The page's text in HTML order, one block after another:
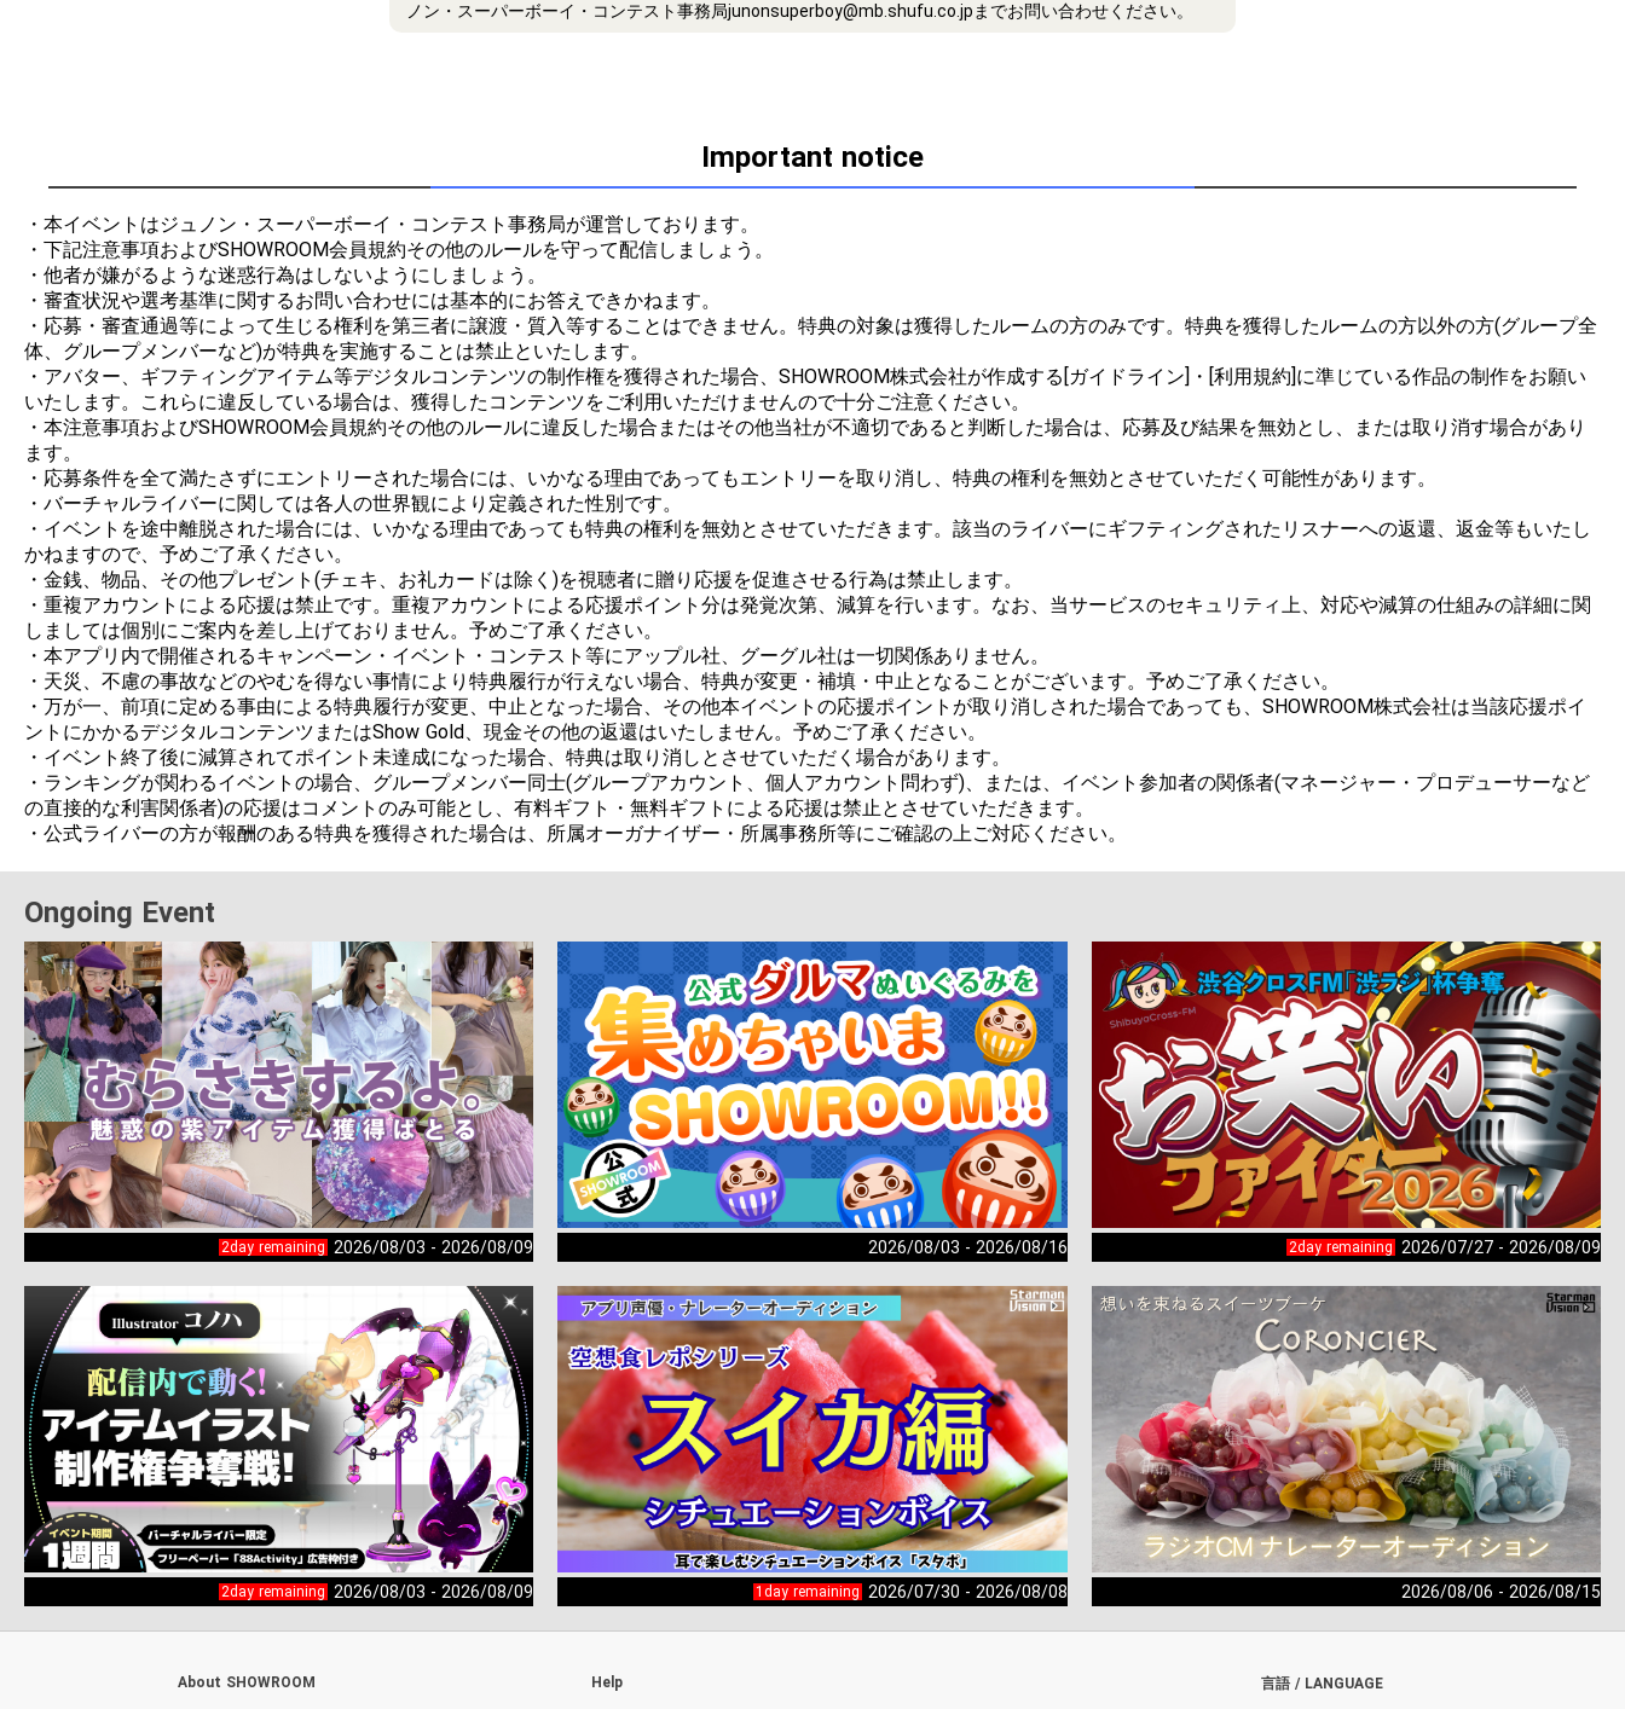
ノン・スーパーボーイ・コンテスト事務局junonsuperboy@mb.shufu.co.jpまでお問い合わせください。
Important notice
・本イベントはジュノン・スーパーボーイ・コンテスト事務局が運営しております。
・下記注意事項およびSHOWROOM会員規約その他のルールを守って配信しましょう。
・他者が嫌がるような迷惑行為はしないようにしましょう。
・審査状況や選考基準に関するお問い合わせには基本的にお答えできかねます。
・応募・審査通過等によって生じる権利を第三者に譲渡・質入等することはできません。特典の対象は獲得したルームの方のみです。特典を獲得したルームの方以外の方(グループ全
体、グループメンバーなど)が特典を実施することは禁止といたします。
・アバター、ギフティングアイテム等デジタルコンテンツの制作権を獲得された場合、SHOWROOM株式会社が作成する[ガイドライン]・[利用規約]に準じている作品の制作をお願い
いたします。これらに違反している場合は、獲得したコンテンツをご利用いただけませんので十分ご注意ください。
・本注意事項およびSHOWROOM会員規約その他のルールに違反した場合またはその他当社が不適切であると判断した場合は、応募及び結果を無効とし、または取り消す場合があり
ます。
・応募条件を全て満たさずにエントリーされた場合には、いかなる理由であってもエントリーを取り消し、特典の権利を無効とさせていただく可能性があります。
・バーチャルライバーに関しては各人の世界観により定義された性別です。
・イベントを途中離脱された場合には、いかなる理由であっても特典の権利を無効とさせていただきます。該当のライバーにギフティングされたリスナーへの返還、返金等もいたし
かねますので、予めご了承ください。
・金銭、物品、その他プレゼント(チェキ、お礼カードは除く)を視聴者に贈り応援を促進させる行為は禁止します。
・重複アカウントによる応援は禁止です。重複アカウントによる応援ポイント分は発覚次第、減算を行います。なお、当サービスのセキュリティ上、対応や減算の仕組みの詳細に関
しましては個別にご案内を差し上げておりません。予めご了承ください。
・本アプリ内で開催されるキャンペーン・イベント・コンテスト等にアップル社、グーグル社は一切関係ありません。
・天災、不慮の事故などのやむを得ない事情により特典履行が行えない場合、特典が変更・補填・中止となることがございます。予めご了承ください。
・万が一、前項に定める事由による特典履行が変更、中止となった場合、その他本イベントの応援ポイントが取り消しされた場合であっても、SHOWROOM株式会社は当該応援ポイ
ントにかかるデジタルコンテンツまたはShow Gold、現金その他の返還はいたしません。予めご了承ください。
・イベント終了後に減算されてポイント未達成になった場合、特典は取り消しとさせていただく場合があります。
・ランキングが関わるイベントの場合、グループメンバー同士(グループアカウント、個人アカウント問わず)、または、イベント参加者の関係者(マネージャー・プロデューサーなど
の直接的な利害関係者)の応援はコメントのみ可能とし、有料ギフト・無料ギフトによる応援は禁止とさせていただきます。
Ongoing Event
2day remaining 2026/08/03 - 2026/08/09 2026/08/03 - 2026/08/16 2day remaining 2026/07/27 - 2026/08/09
2day remaining 2026/08/03 - 2026/08/09 1day remaining 2026/07/30 - 2026/08/08 2026/08/06 - 2026/08/15
About SHOWROOM
Help
言語 / LANGUAGE